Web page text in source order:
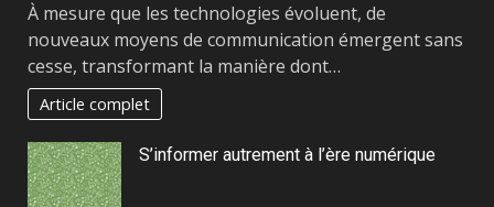
À mesure que les technologies évoluent, de
nouveaux moyens de communication émergent sans
cesse, transformant la manière dont…
Article complet
S’informer autrement à l’ère numérique